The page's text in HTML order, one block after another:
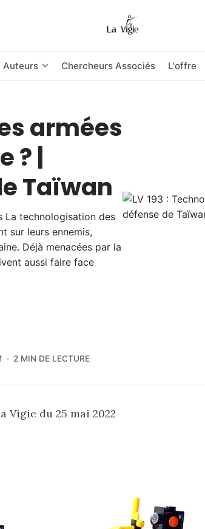
Auteurs Chercheurs Associés L'offre
armées
? |
Taïwan
La technologisation des
sur leurs ennemis,
Déjà menacées par la
aussi faire face
2 MIN DE LECTURE
Vigie du 25 mai 2022